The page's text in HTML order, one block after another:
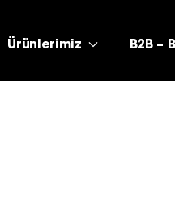
Ürünlerimiz B2B –